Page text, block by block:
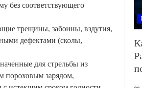
без соответствующего
трещины, забоины, вздутия,
дефектами (сколы,
для стрельбы из
пороховым зарядом,